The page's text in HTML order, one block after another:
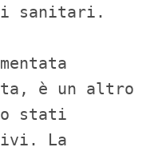
sanitari.
è un altro
stati
La